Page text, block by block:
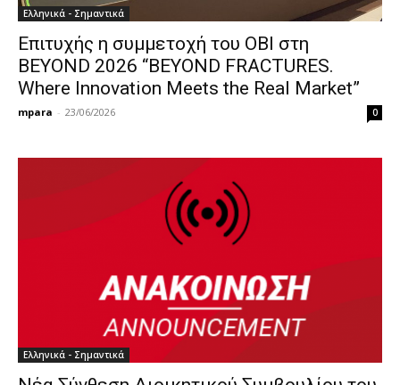
Ελληνικά - Σημαντικά
Επιτυχής η συμμετοχή του ΟΒΙ στη
BEYOND 2026 “BEYOND FRACTURES.
Where Innovation Meets the Real Market”
mpara - 23/06/2026 0
Ελληνικά - Σημαντικά